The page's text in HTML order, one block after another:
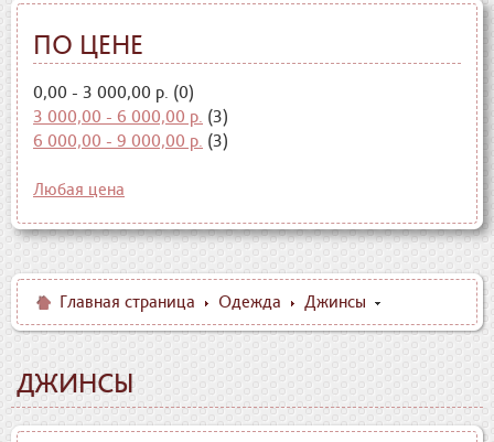
ПО ЦЕНЕ
0,00 - 3 000,00 р. (0)
3 000,00 - 6 000,00 р. (3)
6 000,00 - 9 000,00 р. (3)
Любая цена
Главная страница Одежда Джинсы
ДЖИНСЫ